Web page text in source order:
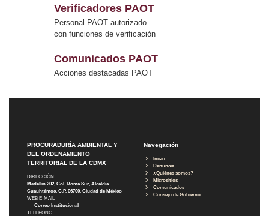
Verificadores PAOT
Personal PAOT autorizado
con funciones de verificación
Comunicados PAOT
Acciones destacadas PAOT
PROCURADURÍA AMBIENTAL Y
DEL ORDENAMIENTO
TERRITORIAL DE LA CDMX
DIRECCIÓN
Medellín 202, Col. Roma Sur, Alcaldía
Cuauhtémoc, C.P. 06700, Ciudad de México
WEB E-MAIL
Correo Institucional
TELÉFONO
Navegación
Inicio
Denuncia
¿Quiénes somos?
Micrositios
Comunicados
Consejo de Gobierno